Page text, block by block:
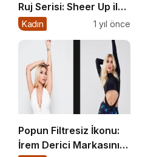
Ruj Serisi: Sheer Up ile
Gülümse
Kadın 1 yıl önce
Popun Filtresiz İkonu:
İrem Derici Markasının